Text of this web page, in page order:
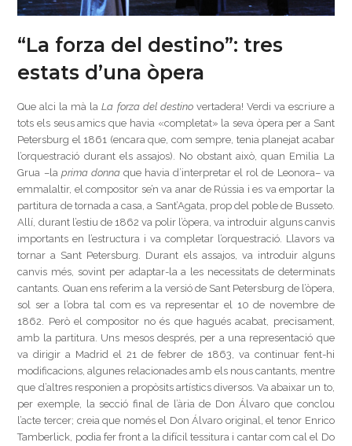
“La forza del destino”: tres
estats d’una òpera
Que alci la mà laLa forza del destinovertadera! Verdi va escriure a
tots els seus amics que havia «completat» la seva òpera per a Sant
Petersburg el 1861 (encara que, com sempre, tenia planejat acabar
l’orquestració durant els assajos). No obstant això, quan Emilia La
Grua –la prima donnaque havia d’interpretar el rol de Leonora– va
emmalaltir, el compositor se’n va anar de Rússia i es va emportar la
partitura de tornada a casa, a Sant’Agata, prop del poble de Busseto.
Allí, durant l’estiu de 1862 va polir l’òpera, va introduir alguns canvis
importants en l’estructura i va completar l’orquestració. Llavors va
tornar a Sant Petersburg. Durant els assajos, va introduir alguns
canvis més, sovint per adaptar-la a les necessitats de determinats
cantants. Quan ens referim a la versió de Sant Petersburg de l’òpera,
sol ser a l’obra tal com es va representar el 10 de novembre de
1862. Però el compositor no és que hagués acabat, precisament,
amb la partitura. Uns mesos després, per a una representació que
va dirigir a Madrid el 21 de febrer de 1863, va continuar fent-hi
modificacions, algunes relacionades amb els nous cantants, mentre
que d’altres responien a propòsits artístics diversos. Va abaixar un to,
per exemple, la secció final de l’ària de Don Álvaro que conclou
l’acte tercer; creia que només el Don Álvaro original, el tenor Enrico
Tamberlick, podia fer front a la difícil tessitura i cantar com cal el Do